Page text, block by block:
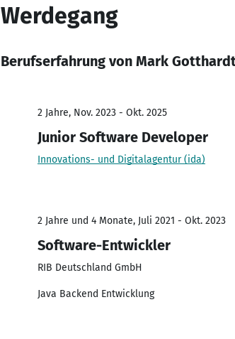
Werdegang
Berufserfahrung von Mark
2 Jahre, Nov. 2023 - Okt. 2025
Junior Software Developer
Innovations- und Digitalagentur (ida)
2 Jahre und 4 Monate, Juli 2021 - Okt. 2023
Software-Entwickler
RIB Deutschland GmbH
Java Backend Entwicklung